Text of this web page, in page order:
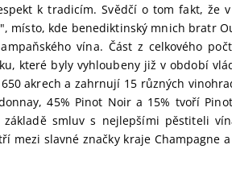
k tradicím. Svědčí o tom fakt, že
místo, kde benediktinský mnich bratr
vína. Část z celkového
které byly vyhloubeny již v období
akrech a zahrnují 15 různých
45% Pinot Noir a 15% tvoří
smluv s nejlepšími pěstiteli
mezi slavné značky kraje Champagne